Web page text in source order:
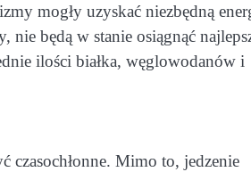
mogły uzyskać niezbędną
będą w stanie osiągnąć
ilości białka, węglowodanów i
czasochłonne. Mimo to, jedzenie